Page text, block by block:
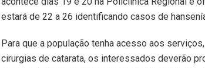
estará de 22 a 26 identificando casos de
Para que a população tenha acesso aos
cirurgias de catarata, os interessados deverão